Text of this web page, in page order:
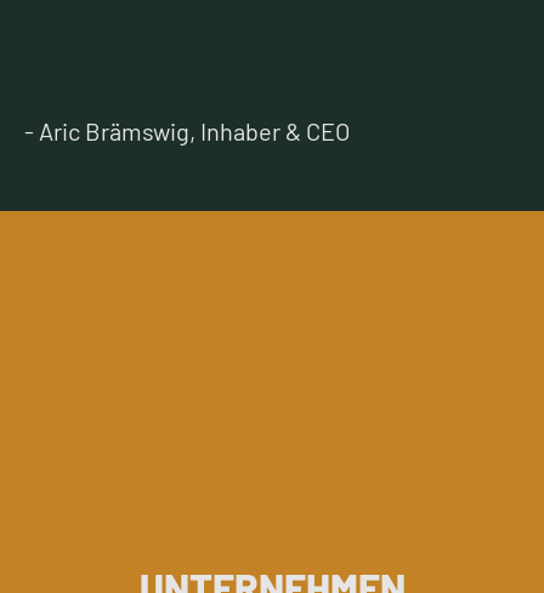
- Aric Brämswig, Inhaber & CEO